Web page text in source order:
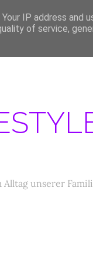
GESUCHT
Alltag unserer
IP address and
of service,